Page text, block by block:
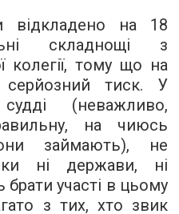
відкладено на 18
складнощі з
колегії, тому що на
серйозний тиск. У
(неважливо,
на чиюсь
займають), не
ні держави, ні
брати участі в цьому
з тих, хто звик